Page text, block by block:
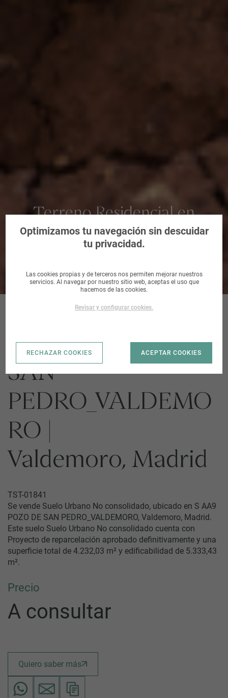
Terreno Residencial en
Valdemoro, Madrid
S AA9 POZO DE
SAN
PEDRO_VALDEMO
RO |
Valdemoro, Madrid
TST-01841
Se vende Suelo Urbano No consolidado, ubicado en S AA9
POZO DE SAN PEDRO_VALDEMORO, Valdemoro, Madrid.
Este suelo Suelo Urbano No consolidado cuenta con
Proyecto de reparcelación aprobado definitivamente y una
superficie total de 4.232,03 m² y edificabilidad de 5.333,43
m².
Precio
A consultar
Quiero saber más
Optimizamos tu navegación sin descuidar
tu privacidad.
Las cookies propias y de terceros nos permiten mejorar nuestros
servicios. Al navegar por nuestro sitio web, aceptas el uso que
hacemos de las cookies.
Revisar y configurar cookies.
RECHAZAR COOKIES ACEPTAR COOKIES